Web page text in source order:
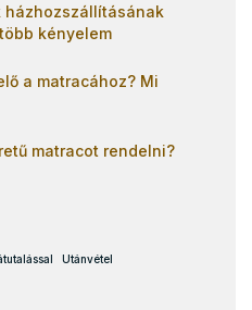
házhozszállításának
kényelem
a matracához? Mi
matracot rendelni?
Utánvétel